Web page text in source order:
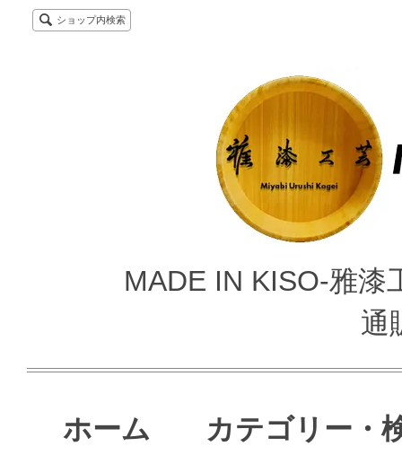
ショップ内検索
MADE IN KISO-雅漆
通
ホーム カテゴリー・